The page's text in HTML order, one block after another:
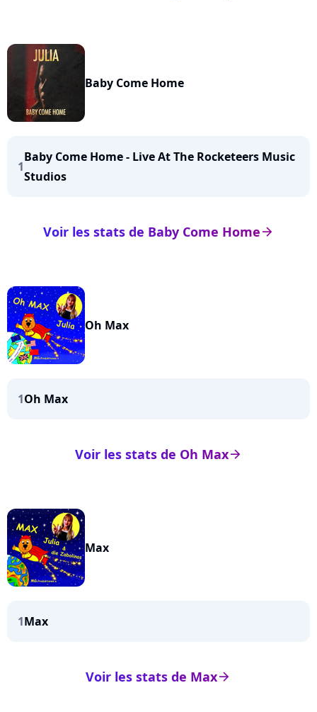
Baby Come Home
1
Baby Come Home - Live At The Rocketeers Music
Studios
arrow_right
Voir les stats de Baby Come Home
Oh Max
1Oh Max
arrow_right
Voir les stats de Oh Max
Max
1Max
arrow_right
Voir les stats de Max